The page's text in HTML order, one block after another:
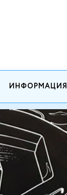
ИНФОРМАЦИЯ